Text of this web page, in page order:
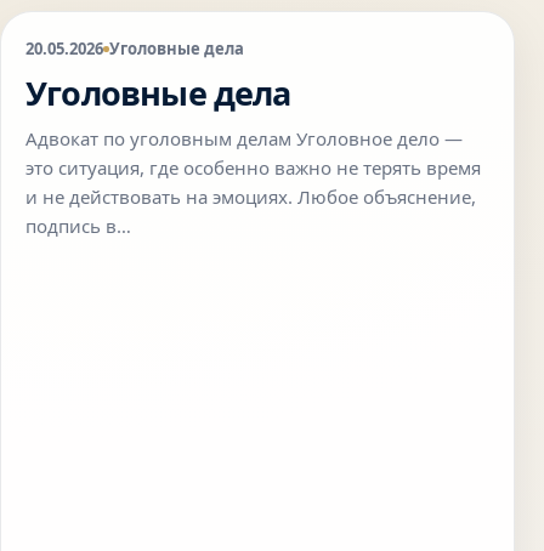
20.05.2026 Уголовные дела
Уголовные дела
Адвокат по уголовным делам Уголовное дело —
это ситуация, где особенно важно не терять время
и не действовать на эмоциях. Любое объяснение,
подпись в…